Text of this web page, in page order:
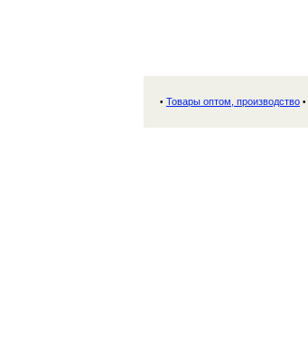
• Товары оптом, производство •